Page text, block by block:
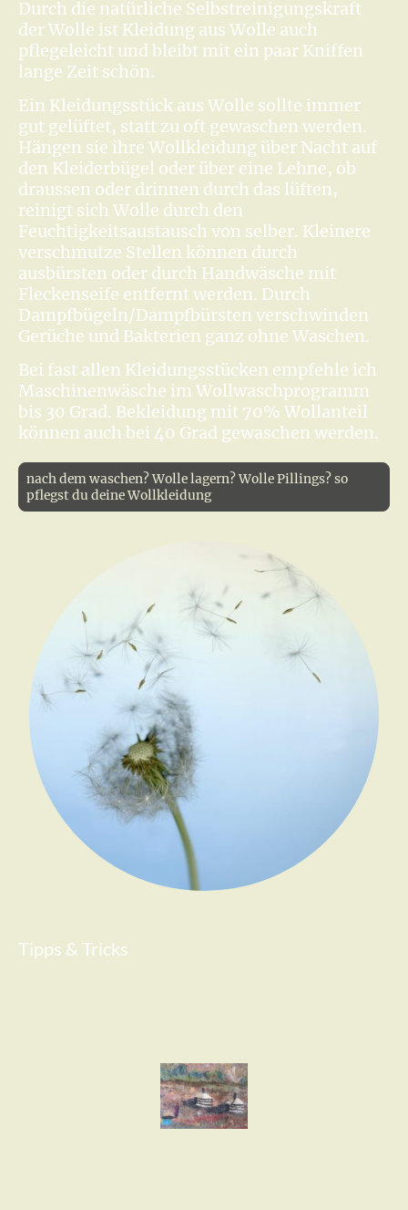
Durch die natürliche Selbstreinigungskraft
der Wolle ist Kleidung aus Wolle auch
pflegeleicht und bleibt mit ein paar Kniffen
lange Zeit schön.
Ein Kleidungsstück aus Wolle sollte immer
gut gelüftet, statt zu oft gewaschen werden.
Hängen sie ihre Wollkleidung über Nacht auf
den Kleiderbügel oder über eine Lehne, ob
draussen oder drinnen durch das lüften,
reinigt sich Wolle durch den
Feuchtigkeitsaustausch von selber. Kleinere
verschmutze Stellen können durch
ausbürsten oder durch Handwäsche mit
Fleckenseife entfernt werden. Durch
Dampfbügeln/Dampfbürsten verschwinden
Gerüche und Bakterien ganz ohne Waschen.
Bei fast allen Kleidungsstücken empfehle ich
Maschinenwäsche im Wollwaschprogramm
bis 30 Grad. Bekleidung mit 70% Wollanteil
können auch bei 40 Grad gewaschen werden.
nach dem waschen? Wolle lagern? Wolle Pillings? so
pflegst du deine Wollkleidung
Tipps & Tricks